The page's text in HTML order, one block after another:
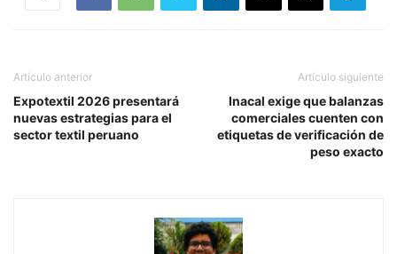
Artículo anterior
Expotextil 2026 presentará
nuevas estrategias para el
sector textil peruano
Artículo siguiente
Inacal exige que balanzas
comerciales cuenten con
etiquetas de verificación de
peso exacto